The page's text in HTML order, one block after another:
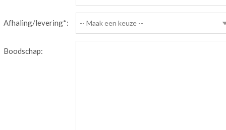
Afhaling/levering*: -- Maak een keuze --
Boodschap: